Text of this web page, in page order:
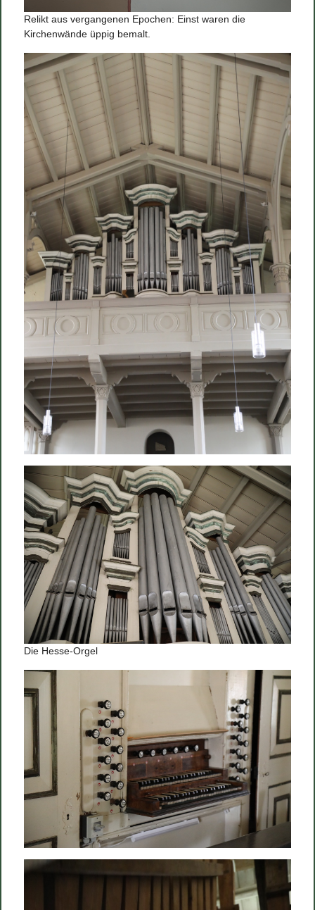
Relikt aus vergangenen Epochen: Einst waren die
Kirchenwände üppig bemalt.
Die Hesse-Orgel